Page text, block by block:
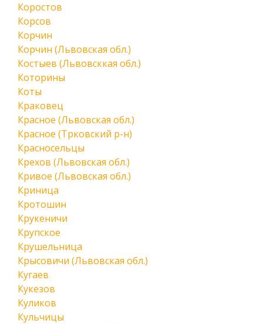
Коростов
Корсов
Корчин
Корчин (Львовская обл.)
Костыев (Львовсккая обл.)
Которины
Коты
Краковец
Красное (Львовская обл.)
Красное (Трковский р-н)
Красносельцы
Крехов (Львовская обл.)
Кривое (Львовская обл.)
Криница
Кротошин
Крукеничи
Крупское
Крушельница
Крысовичи (Львовская обл.)
Кугаев
Кукезов
Куликов
Кульчицы